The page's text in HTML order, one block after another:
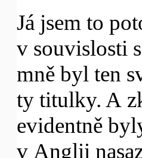
Já jsem to
v souvislosti
mně byl ten
ty titulky. A
evidentně
v Anglii